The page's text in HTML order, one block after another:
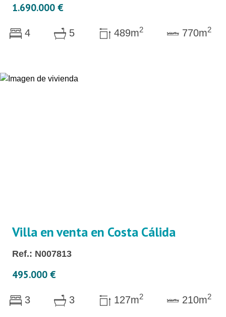
1.690.000 €
4 5 489m2 770m2
Villa en venta en Costa Cálida
Ref.: N007813
495.000 €
3 3 127m2 210m2